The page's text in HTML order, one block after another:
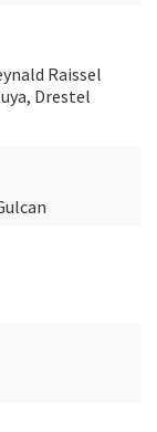
Raissel
Drestel